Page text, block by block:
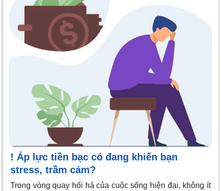
! Áp lực tiền bạc có đang khiến bạn
stress, trầm cảm?
Trong vòng quay hối hả của cuộc sống hiện đại, không ít